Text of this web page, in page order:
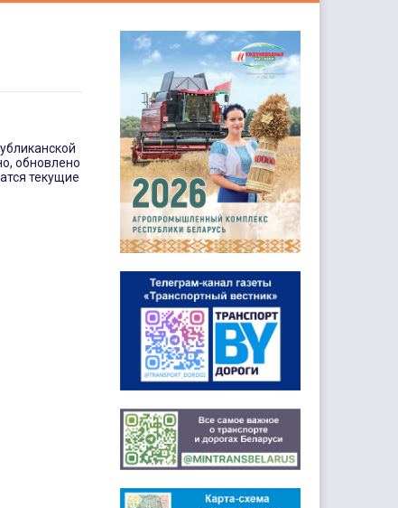
обновлено
текущие